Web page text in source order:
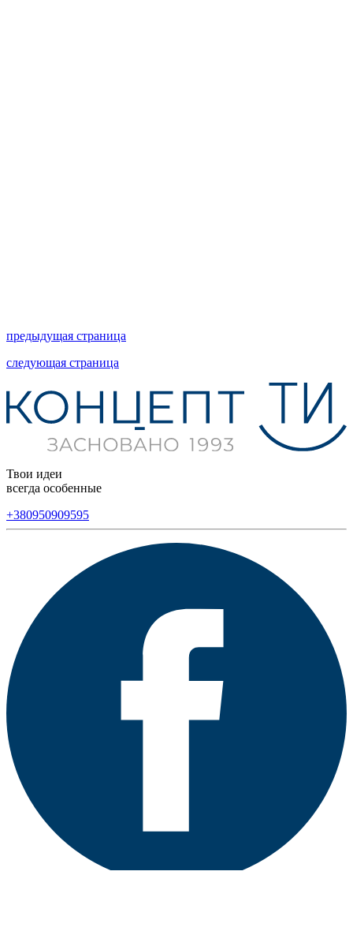
предыдущая страница
следующая страница
Твои идеи
всегда особенные
+380950909595